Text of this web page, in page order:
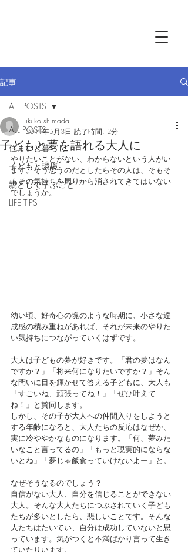
記事
ALL POSTS
住まいと暮らし
子どもと環境
親として学ぶこと
LIFE TIPS
ALL POSTS
子どもと夢を語れる大人に
ikuko shimada
2019年5月3日 読了時間: 2分
やりたいことがない、わからないという人がい
ます。そう思うのだとしたらその人は、そもそ
もその気持ちを周りから消されてきてはいない
でしょうか。
幼い頃、好奇心の塊のような時期に、小さな達
成感の積み重ねがあれば、それが未来のやりた
い気持ちにつながっていくはずです。
大人は子どもの夢が好きです。「君の夢はなん
ですか？」「将来何になりたいですか？」そん
な問いに目を輝かせて答える子どもに、大人も
「すごいね、頑張ってね！」「ぜひ叶えて
ね！」と賛同します。
しかし、その子が大人への仲間入りをしようと
する年齢になると、大人たちの反応はなぜか、
実に冷ややかなものになります。「何、夢みた
いなこと言ってるの」「もっと現実的にならな
いとね」「夢じゃ飯食っていけないよー」と。
なぜそうなるのでしょう？
自信がない大人、自分を信じることができない
大人。そんな大人たちにつぶされていく子ども
たちが多いとしたら、悲しいことです。そんな
人たちはたいてい、自分は成功していないと思
っています。気がつくと不満ばかり言って生き
ていたりいます。